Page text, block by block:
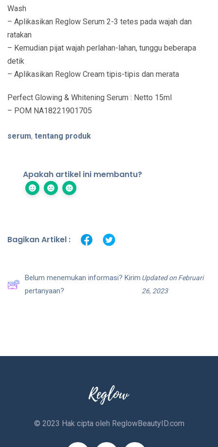
Wash
– Aplikasikan Reglow Serum 2-3 tetes pada wajah dan
ratakan
– Kemudian pijat wajah perlahan-lahan, tunggu beberapa
detik
– Aplikasikan Reglow Cream tipis-tipis dan merata
Perfect Glowing & Whitening Serum : Netto 15ml
– POM NA18221901705
serum, tentang produk
Apakah artikel ini membantu?
Bagikan Artikel :
Belum menemukan informasi? Kirim
pertanyaan?
Updated on Februari
26, 2023
© 2023 Hak cipta oleh ReglowBeautyID.com